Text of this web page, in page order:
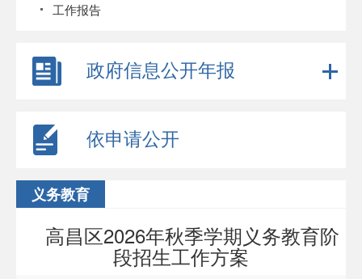
工作报告
政府信息公开年报
依申请公开
义务教育
高昌区2026年秋季学期义务教育阶
段招生工作方案